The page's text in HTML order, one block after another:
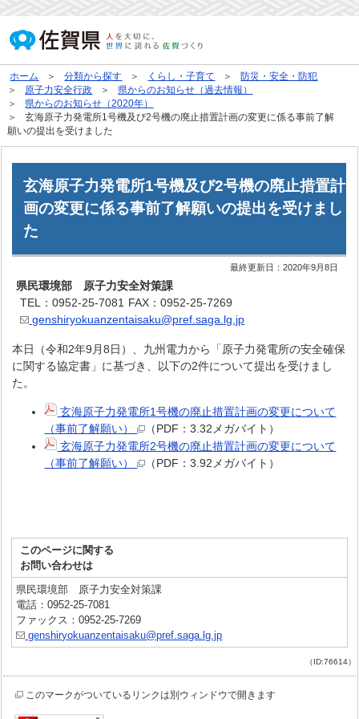
ホーム 分類から探す くらし・子育て
防災・安全・防犯
原子力安全行政
県からのお知らせ（過去情報）
県からのお知らせ（2020年）
玄海原子力発電所1号機及び2号機の廃止措置計画の変更に係る事前了解
願いの提出を受けました
玄海原子力発電所1号機及び2号機の廃止措置計
画の変更に係る事前了解願いの提出を受けまし
た
最終更新日：2020年9月8日
県民環境部 原子力安全対策課
TEL：0952-25-7081 FAX：0952-25-7269
genshiryokuanzentaisaku@pref.saga.lg.jp
本日（令和2年9月8日）、九州電力から「原子力発電所の安全確保
に関する協定書」に基づき、以下の2件について提出を受けまし
た。
玄海原子力発電所1号機の廃止措置計画の変更について
（事前了解願い）
（PDF：3.32メガバイト）
玄海原子力発電所2号機の廃止措置計画の変更について
（事前了解願い）
（PDF：3.92メガバイト）
このページに関する
お問い合わせは
県民環境部 原子力安全対策課
電話：0952-25-7081
ファックス：0952-25-7269
genshiryokuanzentaisaku@pref.saga.lg.jp
（ID:76614）
このマークがついているリンクは別ウィンドウで開きます